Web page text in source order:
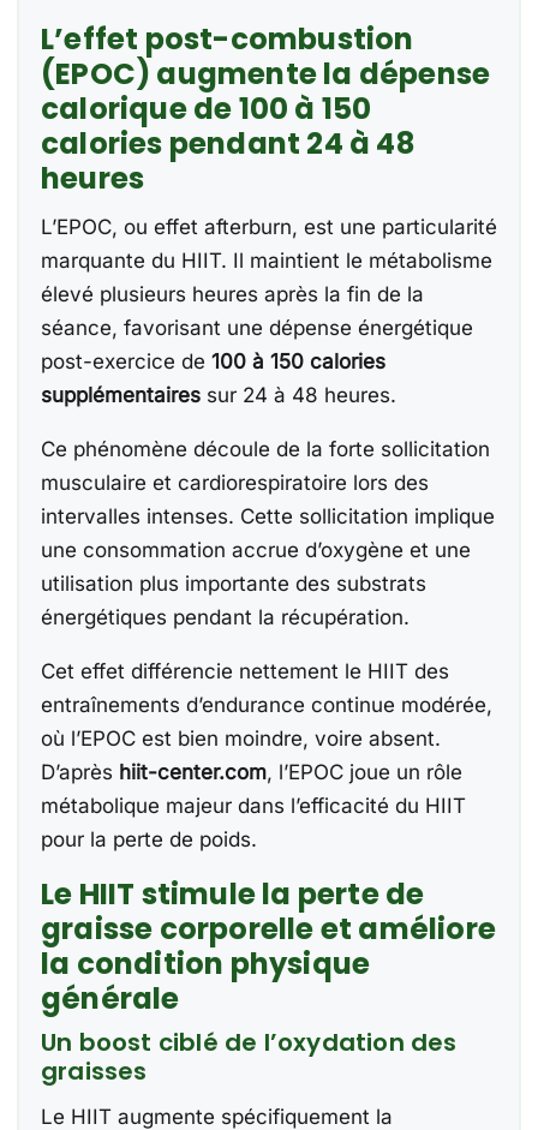
L’effet post-combustion
(EPOC) augmente la dépense
calorique de 100 à 150
calories pendant 24 à 48
heures
L’EPOC, ou effet afterburn, est une particularité
marquante du HIIT. Il maintient le métabolisme
élevé plusieurs heures après la fin de la
séance, favorisant une dépense énergétique
post-exercice de 100 à 150 calories
supplémentaires sur 24 à 48 heures.
Ce phénomène découle de la forte sollicitation
musculaire et cardiorespiratoire lors des
intervalles intenses. Cette sollicitation implique
une consommation accrue d’oxygène et une
utilisation plus importante des substrats
énergétiques pendant la récupération.
Cet effet différencie nettement le HIIT des
entraînements d’endurance continue modérée,
où l’EPOC est bien moindre, voire absent.
D’après hiit-center.com, l’EPOC joue un rôle
métabolique majeur dans l’efficacité du HIIT
pour la perte de poids.
Le HIIT stimule la perte de
graisse corporelle et améliore
la condition physique
générale
Un boost ciblé de l’oxydation des
graisses
Le HIIT augmente spécifiquement la